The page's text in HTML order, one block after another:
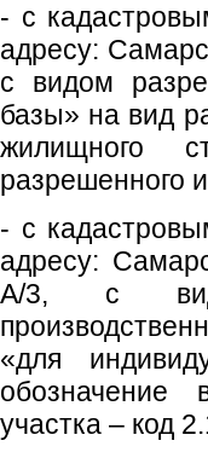
- с
адресу:
с видом
базы» на вид
жилищного
разрешенного
- с
адресу:
А/3, с
«для
обозначение
участка – код